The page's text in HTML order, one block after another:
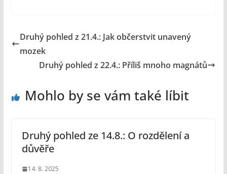
Druhý pohled z 21.4.: Jak občerstvit unavený
mozek
Druhý pohled z 22.4.: Příliš mnoho magnátů
Mohlo by se vám také líbit
Druhý pohled ze 14.8.: O rozdělení a
důvěře
14. 8. 2025